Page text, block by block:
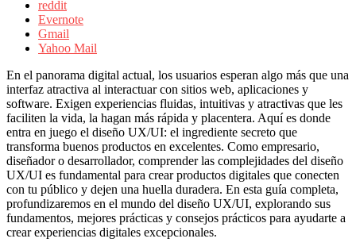
filiales
América
|
Una
mirada
estratégica
y
versátil
del
Marketing
en
LATAM
|
Bitácora
reddit
Evernote
Gmail
Yahoo Mail
En el panorama digital actual, los usuarios esperan algo más que una
interfaz atractiva al interactuar con sitios web, aplicaciones y
software. Exigen experiencias fluidas, intuitivas y atractivas que les
faciliten la vida, la hagan más rápida y placentera. Aquí es donde
entra en juego el diseño UX/UI: el ingrediente secreto que
transforma buenos productos en excelentes. Como empresario,
diseñador o desarrollador, comprender las complejidades del diseño
UX/UI es fundamental para crear productos digitales que conecten
con tu público y dejen una huella duradera. En esta guía completa,
profundizaremos en el mundo del diseño UX/UI, explorando sus
fundamentos, mejores prácticas y consejos prácticos para ayudarte a
crear experiencias digitales excepcionales.